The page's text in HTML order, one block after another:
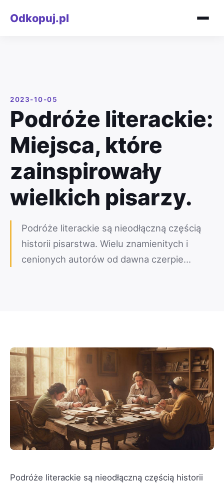
Odkopuj.pl
2023-10-05
Podróże literackie:
Miejsca, które
zainspirowały
wielkich pisarzy.
Podróże literackie są nieodłączną częścią
historii pisarstwa. Wielu znamienitych i
cenionych autorów od dawna czerpie…
Podróże literackie są nieodłączną częścią historii